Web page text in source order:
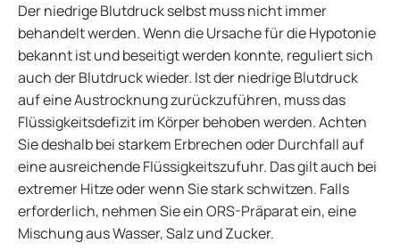
Der niedrige Blutdruck selbst muss nicht immer
behandelt werden. Wenn die Ursache für die Hypotonie
bekannt ist und beseitigt werden konnte, reguliert sich
auch der Blutdruck wieder. Ist der niedrige Blutdruck
auf eine Austrocknung zurückzuführen, muss das
Flüssigkeitsdefizit im Körper behoben werden. Achten
Sie deshalb bei starkem Erbrechen oder Durchfall auf
eine ausreichende Flüssigkeitszufuhr. Das gilt auch bei
extremer Hitze oder wenn Sie stark schwitzen. Falls
erforderlich, nehmen Sie ein ORS-Präparat ein, eine
Mischung aus Wasser, Salz und Zucker.